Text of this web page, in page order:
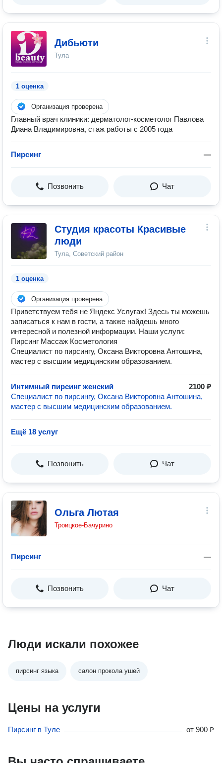
Дибьюти
Тула
1 оценка
Организация проверена
Главный врач клиники: дерматолог-косметолог Павлова
Диана Владимировна, стаж работы с 2005 года
Пирсинг —
Позвонить Чат
Студия красоты Красивые
люди
Тула, Советский район
1 оценка
Организация проверена
Приветствуем тебя не Яндекс Услугах! Здесь ты можешь
записаться к нам в гости, а также найдешь много
интересной и полезной информации. Наши услуги:
Пирсинг Массаж Косметология
Специалист по пирсингу, Оксана Викторовна Антошина,
мастер с высшим медицинским образованием.
Интимный пирсинг женский
2100 ₽
Специалист по пирсингу, Оксана Викторовна Антошина,
мастер с высшим медицинским образованием.
Ещё 18 услуг
Позвонить Чат
Ольга Лютая
Троицкое-Бачурино
Пирсинг —
Позвонить Чат
Люди искали похожее
пирсинг языка салон прокола ушей
Цены на услуги
Пирсинг в Туле от 900 ₽